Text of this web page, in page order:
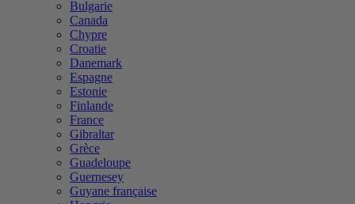
Bulgarie
Canada
Chypre
Croatie
Danemark
Espagne
Estonie
Finlande
France
Gibraltar
Grèce
Guadeloupe
Guernesey
Guyane française